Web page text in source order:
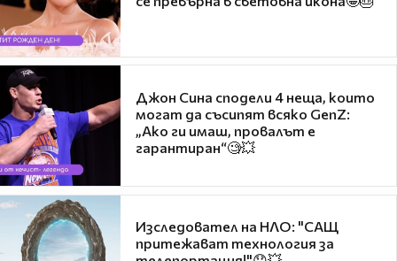
Джон Сина сподели 4 неща, които
могат да съсипят всяко GenZ:
„Ако ги имаш, провалът е
гарантиран“🧐💥
Изследовател на НЛО: "САЩ
притежават технология за